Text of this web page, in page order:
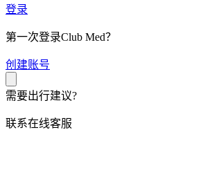
登录
第一次登录Club Med？
创 建账号
需要出行建议?
联系在线客服